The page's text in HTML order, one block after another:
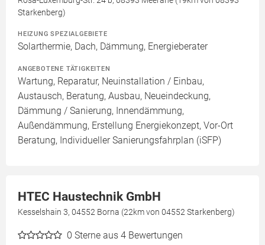
Starkenberg)
HEIZUNG SPEZIALGEBIETE
Solarthermie, Dach, Dämmung, Energieberater
ANGEBOTENE TÄTIGKEITEN
Wartung, Reparatur, Neuinstallation / Einbau,
Austausch, Beratung, Ausbau, Neueindeckung,
Dämmung / Sanierung, Innendämmung,
Außendämmung, Erstellung Energiekonzept, Vor-Ort
Beratung, Individueller Sanierungsfahrplan (iSFP)
HTEC Haustechnik GmbH
Kesselshain 3, 04552 Borna (22km von 04552 Starkenberg)
0 Sterne aus 4 Bewertungen